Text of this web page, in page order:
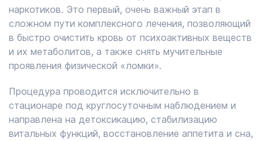
наркотиков. Это первый, очень важный этап в
сложном пути комплексного лечения, позволяющий
в быстро очистить кровь от психоактивных веществ
и их метаболитов, а также снять мучительные
проявления физической «ломки».
Процедура проводится исключительно в
стационаре под круглосуточным наблюдением и
направлена на детоксикацию, стабилизацию
витальных функций, восстановление аппетита и сна,